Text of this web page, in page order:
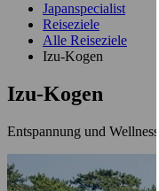
Japanspecialist
Reiseziele
Alle Reiseziele
Izu-Kogen
Izu-Kogen
Entspannung und